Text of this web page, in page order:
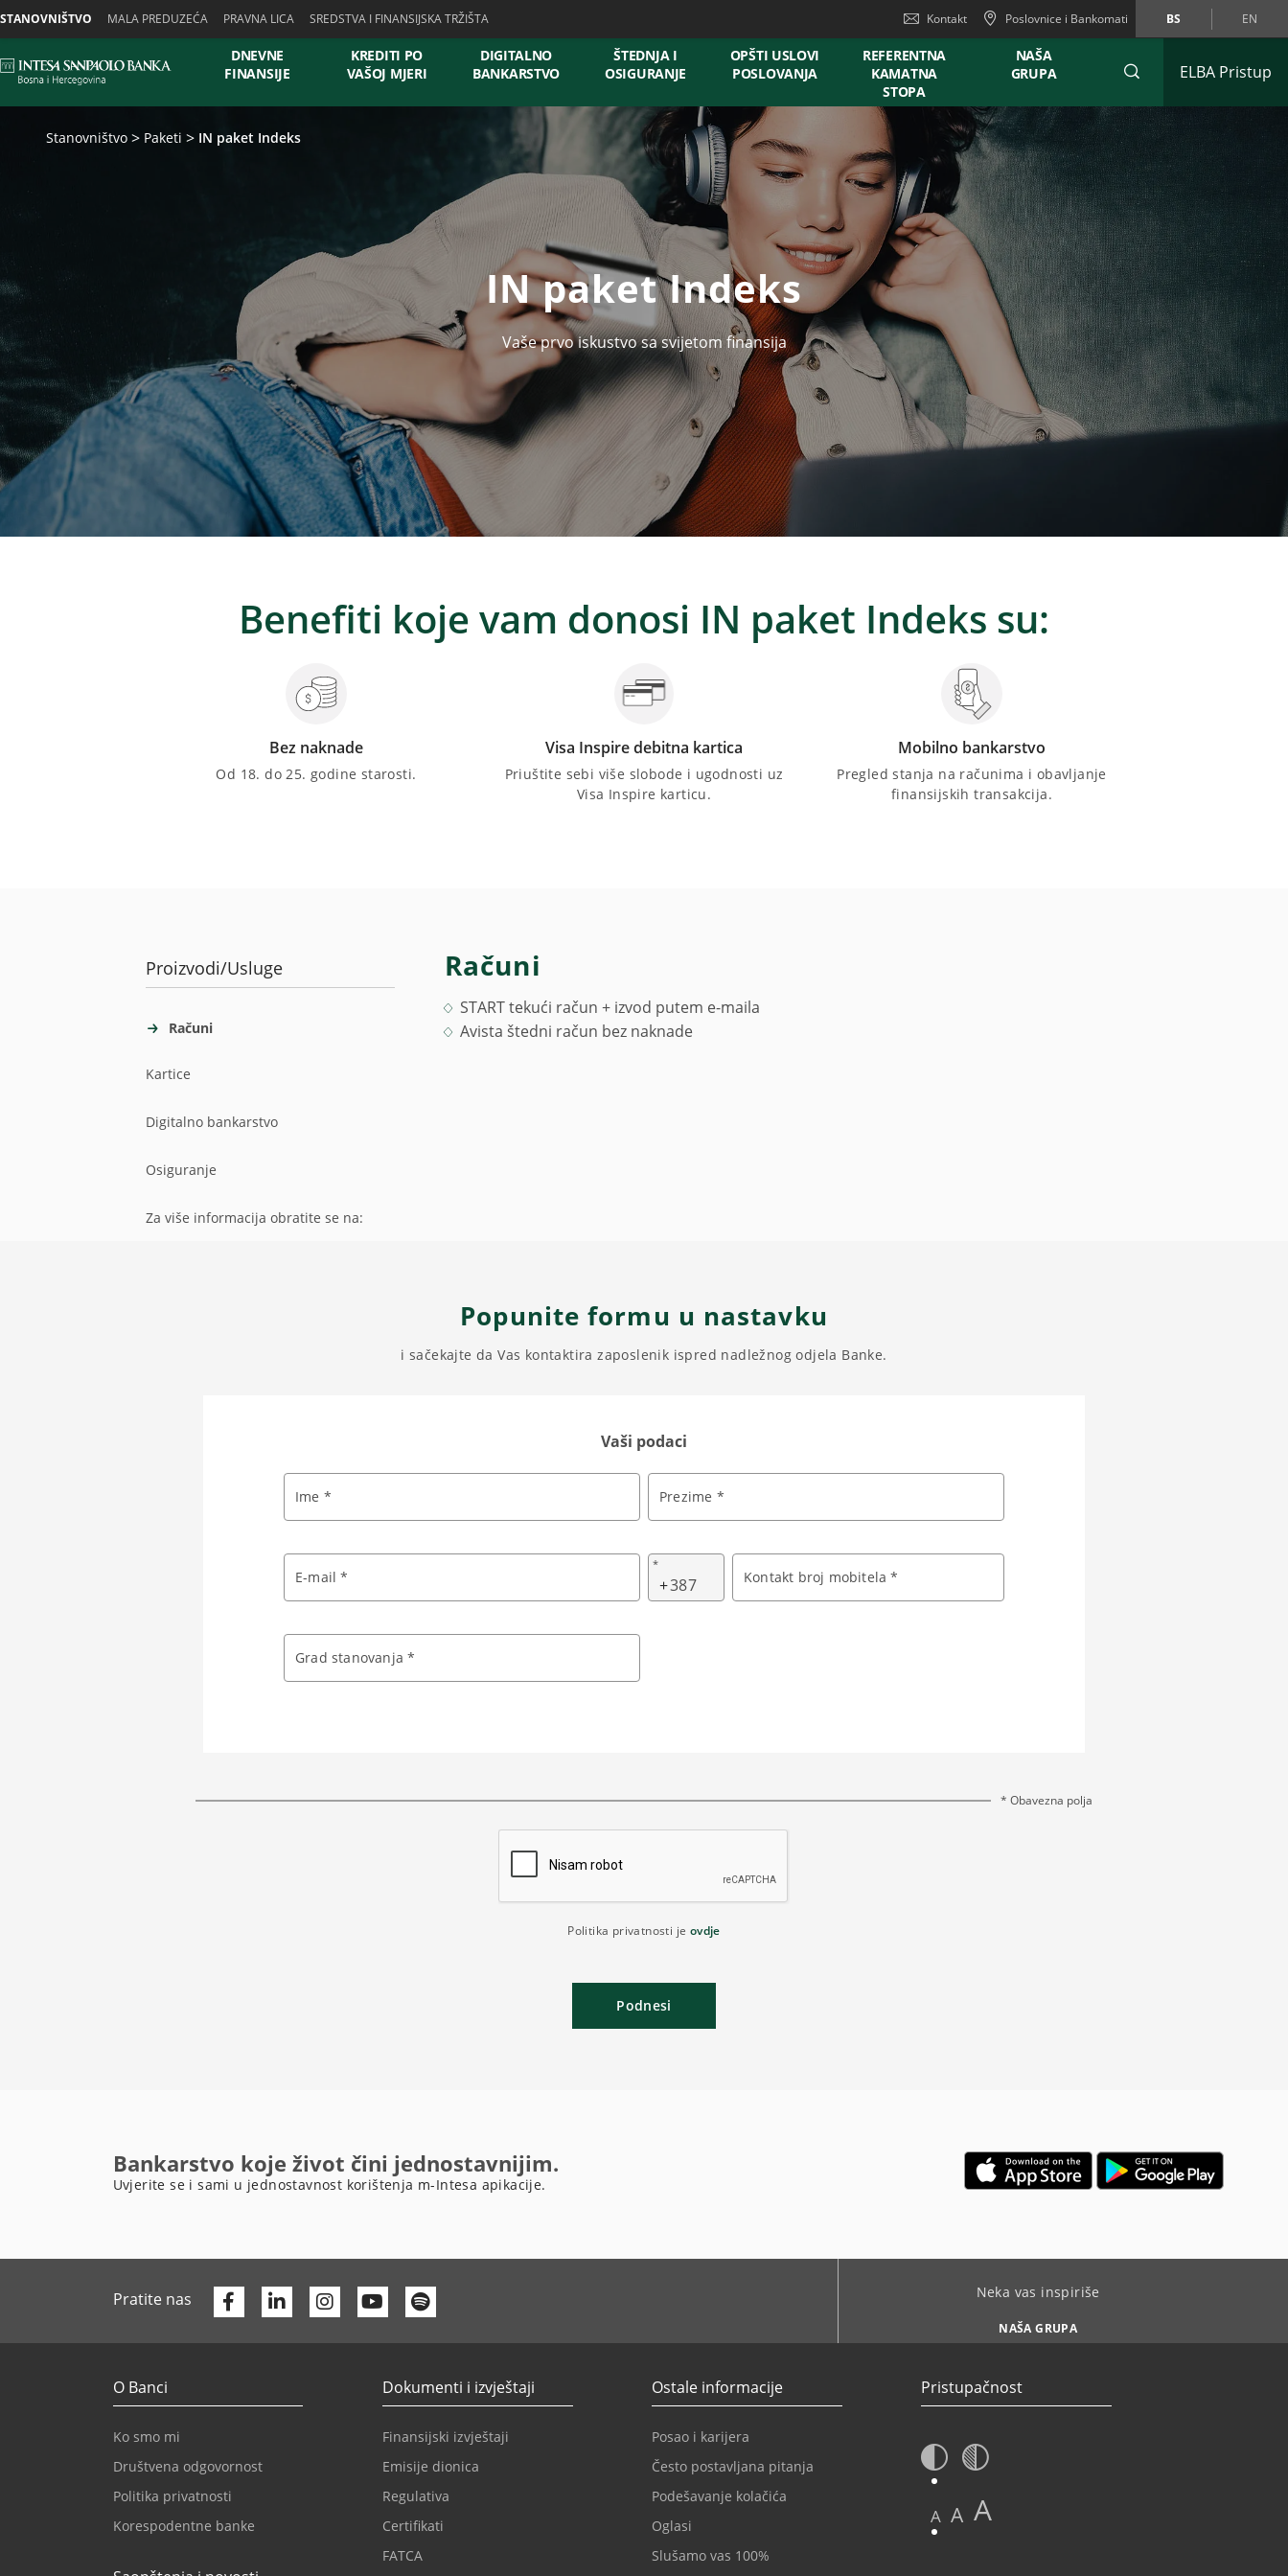
STANOVNIŠTVO MALA PREDUZEĆA PRAVNA LICA SREDSTVA I FINANSIJSKA TRŽIŠTA Kontakt Poslovnice i Bankomati BS EN
DNEVNE
FINANSIJE
KREDITI PO
VAŠOJ MJERI
DIGITALNO
BANKARSTVO
ŠTEDNJA I
OSIGURANJE
OPŠTI USLOVI
POSLOVANJA
REFERENTNA
KAMATNA
STOPA
NAŠA
GRUPA
ELBA Pristup
Stanovništvo Paketi IN paket Indeks
IN paket Indeks
Vaše prvo iskustvo sa svijetom finansija
Benefiti koje vam donosi IN paket Indeks su:
Bez naknade
Od 18. do 25. godine starosti.
Visa Inspire debitna kartica
Priuštite sebi više slobode i ugodnosti uz
Visa Inspire karticu.
Mobilno bankarstvo
Pregled stanja na računima i obavljanje
finansijskih transakcija.
Proizvodi/Usluge
Računi
Kartice
Digitalno bankarstvo
Osiguranje
Za više informacija obratite se na:
Računi
START tekući račun + izvod putem e-maila
Avista štedni račun bez naknade
Popunite formu u nastavku
i sačekajte da Vas kontaktira zaposlenik ispred nadležnog odjela Banke.
Vaši podaci
Ime * Prezime *
E-mail *
*
+ Kontakt broj mobitela *
Grad stanovanja *
* Obavezna polja
Politika privatnosti je ovdje
Podnesi
Bankarstvo koje život čini jednostavnijim.
Uvjerite se i sami u jednostavnost korištenja m-Intesa apikacije.
Pratite nas Facebook
Linkedin Youtube Neka vas inspiriše
NAŠA GRUPA
O Banci
Ko smo mi
Društvena odgovornost
Politika privatnosti
Korespodentne banke
Dokumenti i izvještaji
Finansijski izvještaji
Emisije dionica
Regulativa
Certifikati
FATCA
Ostale informacije
Posao i karijera
Često postavljana pitanja
Podešavanje kolačića
Oglasi
Slušamo vas 100%
Pristupačnost
A A A